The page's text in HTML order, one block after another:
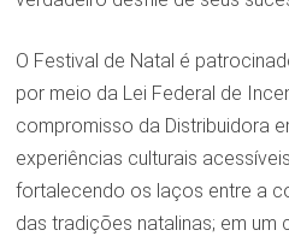
O Festival de Natal é
por meio da Lei Federal de
compromisso da Distribuidora
experiências culturais
fortalecendo os laços entre a
das tradições natalinas; em